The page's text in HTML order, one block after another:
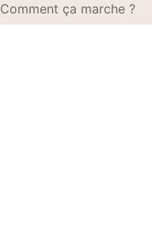
Comment ça marche ?